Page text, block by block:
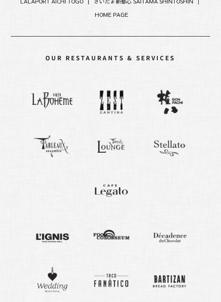
HOME PAGE
OUR RESTAURANTS & SERVICES